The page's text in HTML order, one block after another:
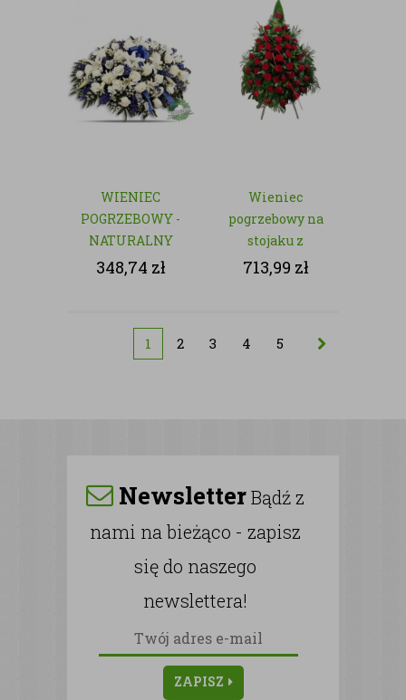
WIENIEC
POGRZEBOWY -
NATURALNY
348,74 zł
Wieniec
pogrzebowy na
stojaku z
czerwonych róż
713,99 zł
1 2 3 4 5
NewsletterBądź z
nami na bieżąco - zapisz
się do naszego
newslettera!
ZAPISZ